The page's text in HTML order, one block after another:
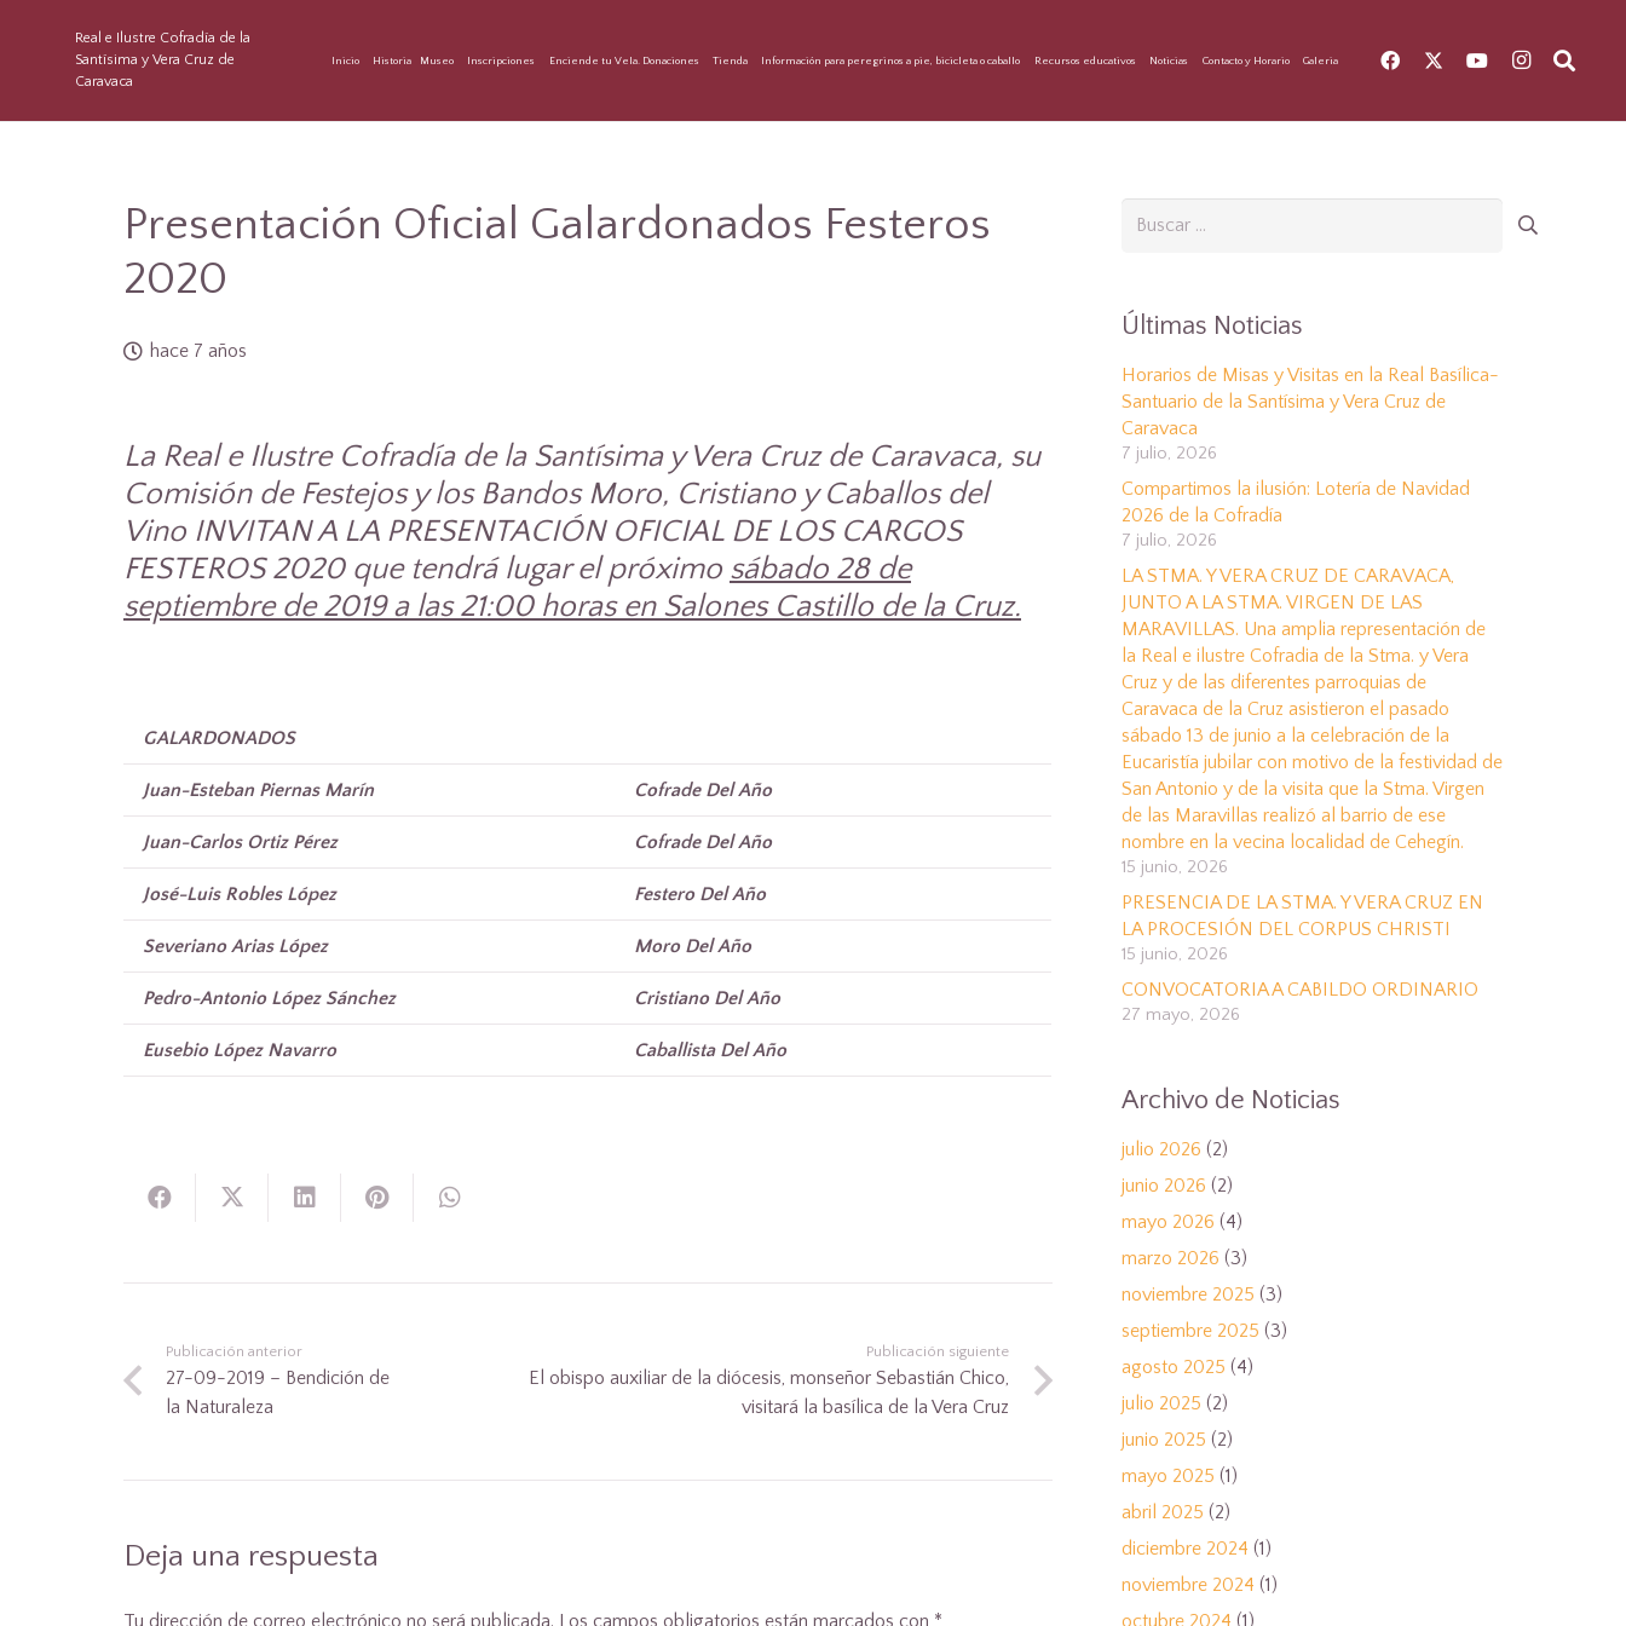
Real e Ilustre Cofradía de la
Santísima y Vera Cruz de
Caravaca
Inicio Historia Museo Inscripciones Enciende tu Vela. Donaciones Tienda Información para peregrinos a pie, bicicleta o caballo Recursos educativos Noticias Contacto y Horario Galeria
Presentación Oficial Galardonados Festeros
2020
hace 7 años
La Reale Ilustre Cofradía de la Santísima y Vera Cruz de Caravaca, su
Comisión de Festejos y los Bandos Moro, Cristiano y Caballos del
Vino INVITAN A LA PRESENTACIÓN OFICIAL DE LOS CARGOS
FESTEROS 2020 que tendrá lugar el próximo sábado 28 de
septiembre de 2019 a las 21:00 horas en Salones Castillo de la Cruz.
GALARDONADOS
Juan-Esteban Piernas Marín Cofrade Del Año
Juan-Carlos Ortiz Pérez Cofrade Del Año
José-Luis Robles López Festero Del Año
Severiano Arias López Moro Del Año
Pedro-Antonio López Sánchez Cristiano Del Año
Eusebio López Navarro Caballista Del Año
Publicación anterior
27-09-2019 – Bendición de
la Naturaleza
Publicación siguiente
El obispo auxiliar de la diócesis, monseñor Sebastián Chico,
visitará la basílica de la Vera Cruz
Deja una respuesta
Tu dirección de correo electrónico no será publicada. Los campos obligatorios están marcados con *
Últimas Noticias
Horarios de Misas y Visitas en la Real Basílica-
Santuario de la Santísima y Vera Cruz de
Caravaca
7 julio, 2026
Compartimos la ilusión: Lotería de Navidad
2026 de la Cofradía
7 julio, 2026
LA STMA. Y VERA CRUZ DE CARAVACA,
JUNTO A LA STMA. VIRGEN DE LAS
MARAVILLAS. Una amplia representación de
la Real e ilustre Cofradia de la Stma. y Vera
Cruz y de las diferentes parroquias de
Caravaca de la Cruz asistieron el pasado
sábado 13 de junio a la celebración de la
Eucaristía jubilar con motivo de la festividad de
San Antonio y de la visita que la Stma. Virgen
de las Maravillas realizó al barrio de ese
nombre en la vecina localidad de Cehegín.
15 junio, 2026
PRESENCIA DE LA STMA. Y VERA CRUZ EN
LA PROCESIÓN DEL CORPUS CHRISTI
15 junio, 2026
CONVOCATORIA A CABILDO ORDINARIO
27 mayo, 2026
Archivo de Noticias
julio 2026 (2)
junio 2026 (2)
mayo 2026 (4)
marzo 2026 (3)
noviembre 2025 (3)
septiembre 2025 (3)
agosto 2025 (4)
julio 2025 (2)
junio 2025 (2)
mayo 2025 (1)
abril 2025 (2)
diciembre 2024 (1)
noviembre 2024 (1)
octubre 2024 (1)